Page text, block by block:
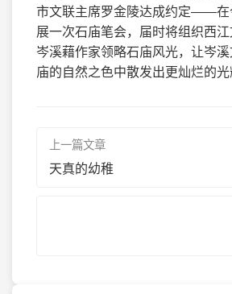
市文联主席罗金陵达成约定——在
展一次石庙笔会，届时将组织西
岑溪藉作家领略石庙风光，让岑
庙的自然之色中散发出更灿烂的光
上一篇文章
天真的幼稚